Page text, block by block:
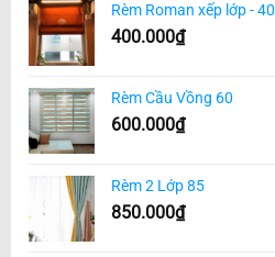
Rèm Roman xếp lớp - 40
400.000₫
Rèm Cầu Vồng 60
600.000₫
Rèm 2 Lớp 85
850.000₫